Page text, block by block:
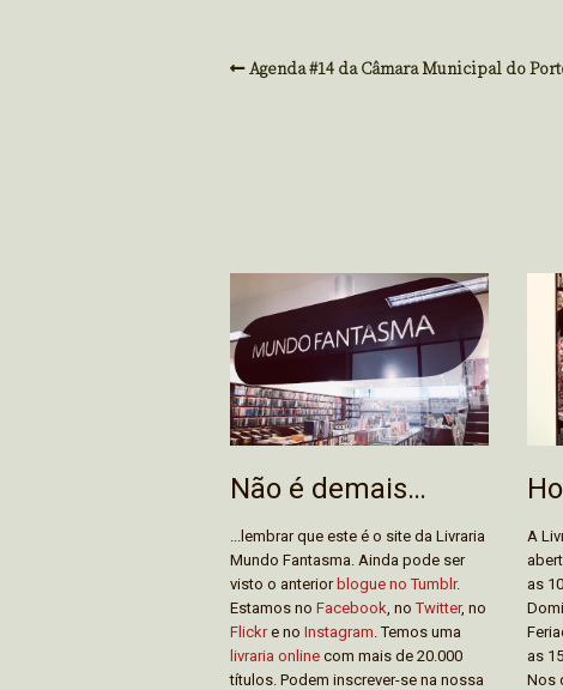
Agenda #14 da Câmara Municipal do
Não é demais…
...lembrar que este é o site da Livraria
Mundo Fantasma. Ainda pode ser
visto o anterior blogue no Tumblr.
Estamos no Facebook , noTwitter, no
Flickre no Instagram . Temos uma
livraria online com mais de 20.000
títulos. Podem inscrever-se na nossa
A
as
as
Nos